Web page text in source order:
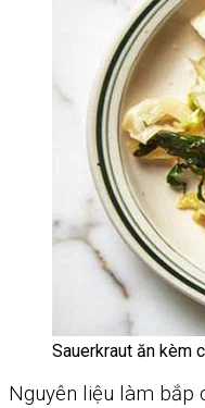
Sauerkraut ăn kèm
Nguyên liệu làm bắp